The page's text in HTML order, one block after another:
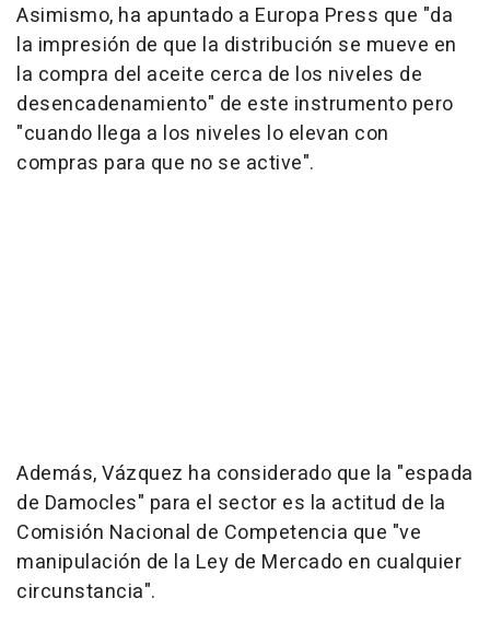
Asimismo, ha apuntado a Europa Press que "da
la impresión de que la distribución se mueve en
la compra del aceite cerca de los niveles de
desencadenamiento" de este instrumento pero
"cuando llega a los niveles lo elevan con
compras para que no se active".
Además, Vázquez ha considerado que la "espada
de Damocles" para el sector es la actitud de la
Comisión Nacional de Competencia que "ve
manipulación de la Ley de Mercado en cualquier
circunstancia".